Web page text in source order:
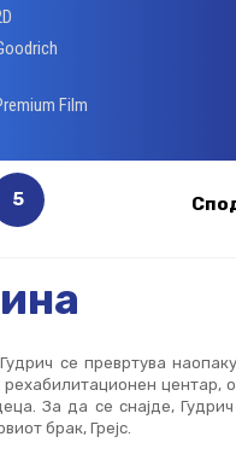
Film
5
се превртува
рехабилитационен центар,
За да се снајде,
брак, Грејс.